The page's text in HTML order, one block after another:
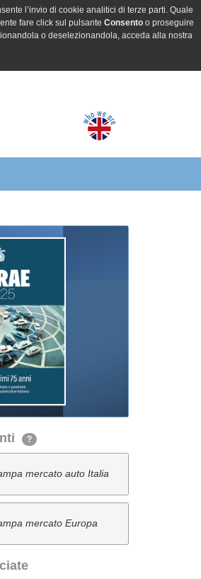
l’invio di cookie analitici di terze parti. Quale
fare click sul pulsante Consentoo proseguire
o deselezionandola, acceda alla nostra
?
mercato auto Italia
mercato Europa